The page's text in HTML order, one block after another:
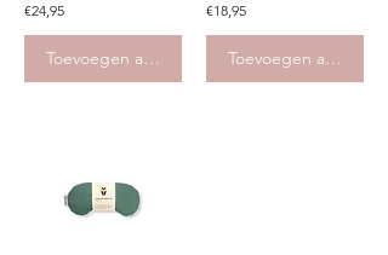
€24,95
Toevoegen aan winkelwagen
€18,95
Toevoegen aan